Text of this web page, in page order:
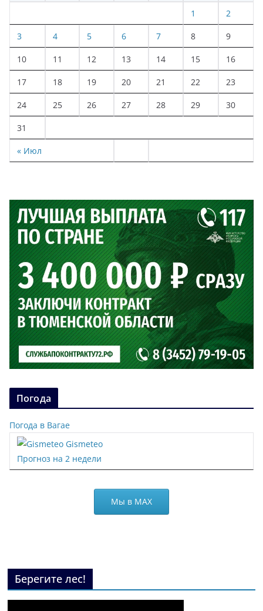
« Июл
1 2
3 4 5 6 7 8 9
10 11 12 13 14 15 16
17 18 19 20 21 22 23
24 25 26 27 28 29 30
31
Погода
Погода в Вагае
Gismeteo
Прогноз на 2 недели
Мы в МАХ
Берегите лес!